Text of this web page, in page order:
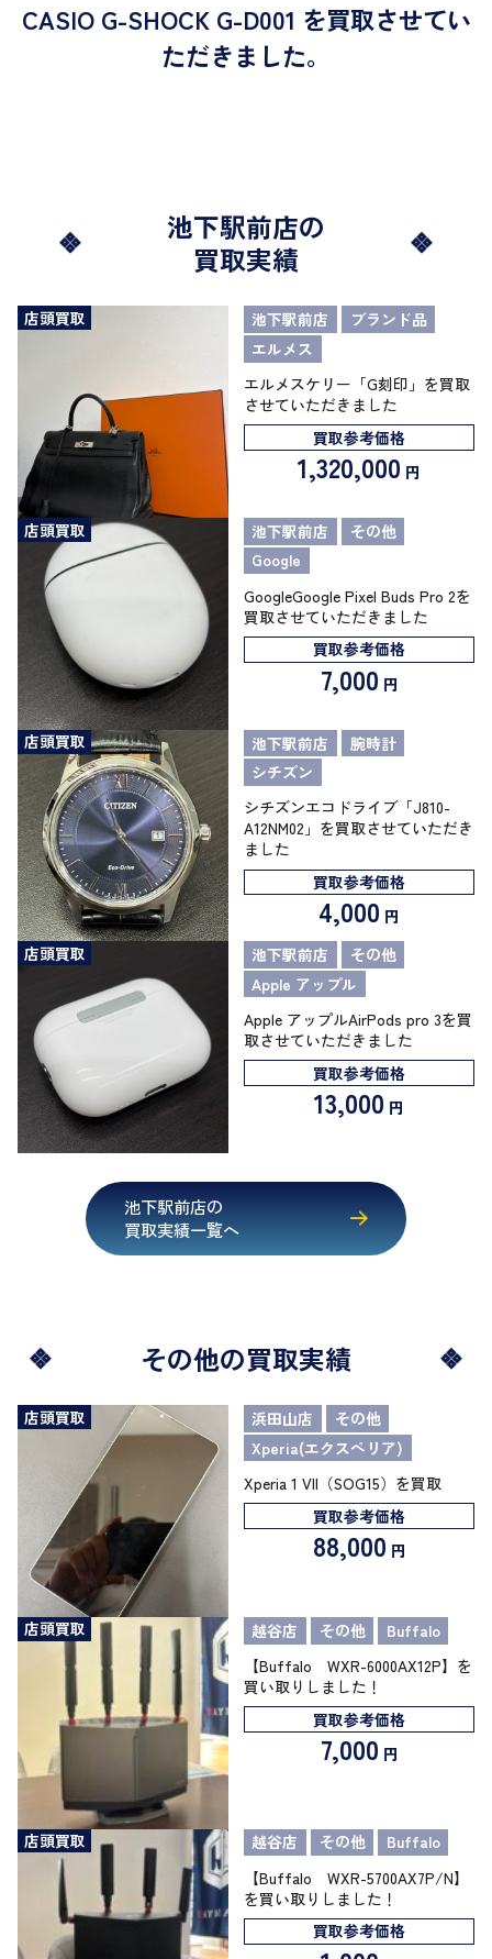
CASIO G-SHOCK G-D001 を買取させてい
ただきました。
池下駅前店の
買取実績
店頭買取 池下駅前店
ブランド品
エルメス
エルメスケリー「G刻印」を買取
させていただきました
買取参考価格
1,320,000 円
店頭買取 池下駅前店
その他
Google
GoogleGoogle Pixel Buds Pro 2を
買取させていただきました
買取参考価格
7,000 円
店頭買取 池下駅前店
腕時計
シチズン
シチズンエコドライブ「J810-
A12NM02」を買取させていただき
ました
買取参考価格
4,000 円
店頭買取
池下駅前店
その他
Apple アップル
Apple アップルAirPods pro 3を買
取させていただきました
買取参考価格
13,000 円
池下駅前店の
買取実績一覧へ
その他の買取実績
店頭買取 浜田山店
その他
Xperia(エクスペリア)
Xperia 1 VII（SOG15）を買取
買取参考価格
88,000 円
店頭買取 越谷店 その他
Buffalo
【Buffalo WXR-6000AX12P】を
買い取りしました！
買取参考価格
7,000 円
店頭買取 越谷店 その他
Buffalo
【Buffalo WXR-5700AX7P/N】
を買い取りしました！
買取参考価格